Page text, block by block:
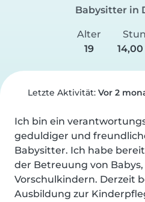
Babysitter in
Alter
19
Letzte Aktivität: Vor 2
Ich bin ein
geduldiger und
Babysitter. Ich habe
der Betreuung von
Vorschulkindern. Derzeit
Ausbildung zur